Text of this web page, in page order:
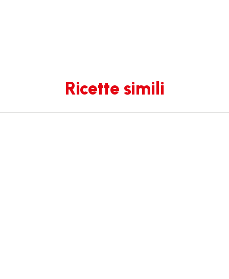
Ricette simili